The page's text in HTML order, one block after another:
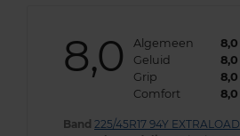
8,0 Algemeen
8,0
Geluid
8,0
Grip
8,0
Comfort
8,0
Band 225/45R17 94Y EXTRALOAD